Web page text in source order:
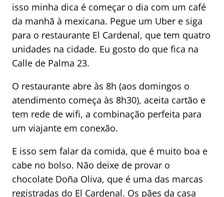
isso minha dica é começar o dia com um café
da manhã à mexicana. Pegue um Uber e siga
para o restaurante El Cardenal, que tem quatro
unidades na cidade. Eu gosto do que fica na
Calle de Palma 23.
O restaurante abre às 8h (aos domingos o
atendimento começa às 8h30), aceita cartão e
tem rede de wifi, a combinação perfeita para
um viajante em conexão.
E isso sem falar da comida, que é muito boa e
cabe no bolso. Não deixe de provar o
chocolate Doña Oliva, que é uma das marcas
registradas do El Cardenal. Os pães da casa